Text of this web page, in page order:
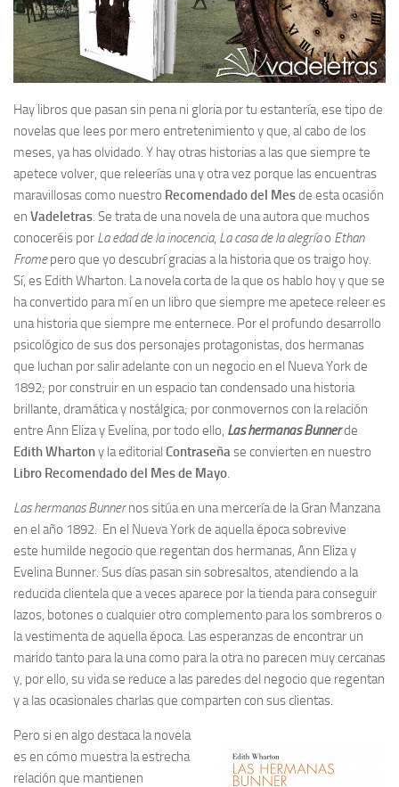
Hay libros que pasan sin pena ni gloria por tu estantería, ese tipo de
novelas que lees por mero entretenimiento y que, al cabo de los
meses, ya has olvidado. Y hay otras historias a las que siempre te
apetece volver, que releerías una y otra vez porque las encuentras
maravillosas como nuestro Recomendado del Mesde esta ocasión
en Vadeletras . Se trata de una novela de una autora que muchos
conoceréis por La edad de la inocencia, La casa de la alegríao Ethan
Fromepero que yo descubrí gracias a la historia que os traigo hoy.
Sí, es Edith Wharton. La novela corta de la que os hablo hoy y que se
ha convertido para mí en un libro que siempre me apetece releer es
una historia que siempre me enternece. Por el profundo desarrollo
psicológico de sus dos personajes protagonistas, dos hermanas
que luchan por salir adelante con un negocio en el Nueva York de
1892; por construir en un espacio tan condensado una historia
brillante, dramática y nostálgica; por conmovernos con la relación
entre Ann Eliza y Evelina, por todo ello, Las hermanas Bunnerde
Edith Whartony la editorial Contraseña se convierten en nuestro
Libro Recomendado del Mes de Mayo
Las hermanas Bunnernos sitúa en una mercería de la Gran Manzana
en el año 1892. En el Nueva York de aquella época sobrevive
este humilde negocio que regentan dos hermanas, Ann Eliza y
Evelina Bunner. Sus días pasan sin sobresaltos, atendiendo a la
reducida clientela que a veces aparece por la tienda para conseguir
lazos, botones o cualquier otro complemento para los sombreros o
la vestimenta de aquella época. Las esperanzas de encontrar un
marido tanto para la una como para la otra no parecen muy cercanas
y, por ello, su vida se reduce a las paredes del negocio que regentan
y a las ocasionales charlas que comparten con sus clientas.
Pero si en algo destaca la novela
es en cómo muestra la estrecha
relación que mantienen